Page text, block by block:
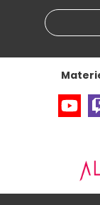
Gérer vos
Accessibilité :